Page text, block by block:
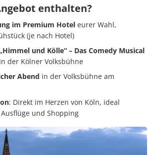
enthalten?
im Premium Hotel eurer Wahl,
(je nach Hotel)
und Kölle“ – Das Comedy Musical
der Kölner Volksbühne
Abend in der Volksbühne am
: Direkt im Herzen von Köln, ideal
und Shopping